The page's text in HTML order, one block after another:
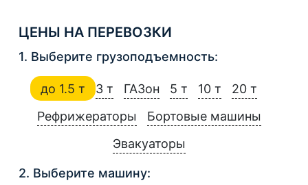
ЦЕНЫ НА ПЕРЕВОЗКИ
1. Выберите грузоподъемность:
до 1.5 т 3 т ГАЗон 5 т 10 т
20 т
Рефрижераторы
Бортовые машины
Эвакуаторы
2. Выберите машину: